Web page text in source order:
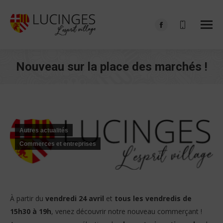
Facebook
in
Nouveau sur la place des marchés !
Autres actualités
Commerces et entreprises
À partir du vendredi 24 avril et tous les vendredis de
15h30 à 19h, venez découvrir notre nouveau commerçant !